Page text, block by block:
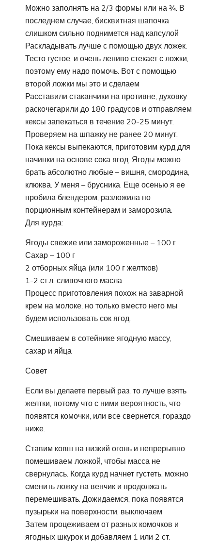
Можно заполнять на 2/3 формы или на ¾. В
последнем случае, бисквитная шапочка
слишком сильно поднимется над капсулой
Раскладывать лучше с помощью двух ложек.
Тесто густое, и очень лениво стекает с ложки,
поэтому ему надо помочь. Вот с помощью
второй ложки мы это и сделаем
Расставили стаканчики на противне, духовку
раскочегарили до 180 градусов и отправляем
кексы запекаться в течение 20-25 минут.
Проверяем на шпажку не ранее 20 минут.
Пока кексы выпекаются, приготовим курд для
начинки на основе сока ягод. Ягоды можно
брать абсолютно любые – вишня, смородина,
клюква. У меня – брусника. Еще осенью я ее
пробила блендером, разложила по
порционным контейнерам и заморозила.
Для курда:
Ягоды свежие или замороженные – 100 г
Сахар – 100 г
2 отборных яйца (или 100 г желтков)
1-2 ст.л. сливочного масла
Процесс приготовления похож на заварной
крем на молоке, но только вместо него мы
будем использовать сок ягод.
Смешиваем в сотейнике ягодную массу,
сахар и яйца
Совет
Если вы делаете первый раз, то лучше взять
желтки, потому что с ними вероятность, что
появятся комочки, или все свернется, гораздо
ниже.
Ставим ковш на низкий огонь и непрерывно
помешиваем ложкой, чтобы масса не
свернулась. Когда курд начнет густеть, можно
сменить ложку на венчик и продолжать
перемешивать. Дожидаемся, пока появятся
пузырьки на поверхности, выключаем
Затем процеживаем от разных комочков и
ягодных шкурок и добавляем 1 или 2 ст.